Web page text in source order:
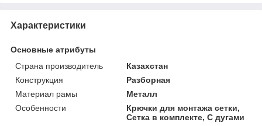
Характеристики
Основные атрибуты
Страна производитель
Казахстан
Конструкция
Разборная
Материал рамы
Металл
Особенности
Крючки для монтажа сетки,
Сетка в комплекте, С дугами